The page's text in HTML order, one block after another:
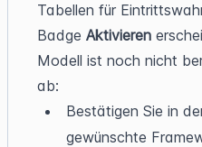
Tabellen für
Badge Aktivieren
Modell ist noch nicht
ab:
Bestätigen Sie in